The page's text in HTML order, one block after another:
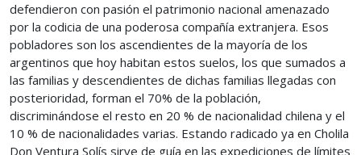
defendieron con pasión el patrimonio nacional amenazado
por la codicia de una poderosa compañía extranjera. Esos
pobladores son los ascendientes de la mayoría de los
argentinos que hoy habitan estos suelos, los que sumados a
las familias y descendientes de dichas familias llegadas con
posterioridad, forman el 70% de la población,
discriminándose el resto en 20 % de nacionalidad chilena y el
10 % de nacionalidades varias. Estando radicado ya en Cholila
Don Ventura Solís sirve de guía en las expediciones de límites